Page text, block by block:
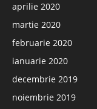
aprilie 2020
martie 2020
februarie 2020
ianuarie 2020
decembrie 2019
noiembrie 2019